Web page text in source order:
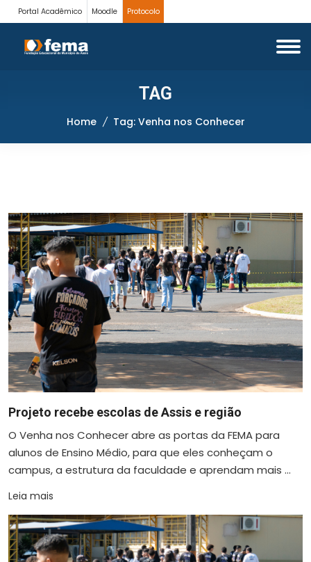
Portal Acadêmico Moodle Protocolo
TAG
Home Tag: Venha nos Conhecer
Projeto recebe escolas de Assis e região
O Venha nos Conhecer abre as portas da FEMA para
alunos de Ensino Médio, para que eles conheçam o
campus, a estrutura da faculdade e aprendam mais ...
Leia mais